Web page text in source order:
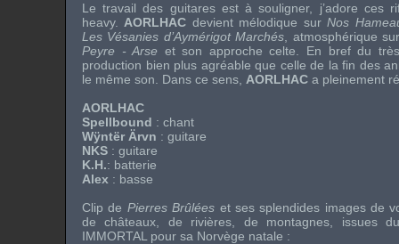
Le travail des guitares est à souligner, j’adore ces
heavy. AORLHAC devient mélodique surNos
Les Vésanies d’Aymérigot Marchés , atmosphérique
Peyre - Arse et son approche celte. En bref du
production bien plus agréable que celle de la fin des
le même son. Dans ce sens, AORLHAC a pleinement
AORLHAC
Spellbound : chant
Wÿntër Ärvn : guitare
NKS : guitare
K.H.: batterie
Alex : basse
Clip de Pierres Brûlées et ses splendides images de
de châteaux, de rivières, de montagnes, issues
IMMORTAL pour sa Norvège natale :